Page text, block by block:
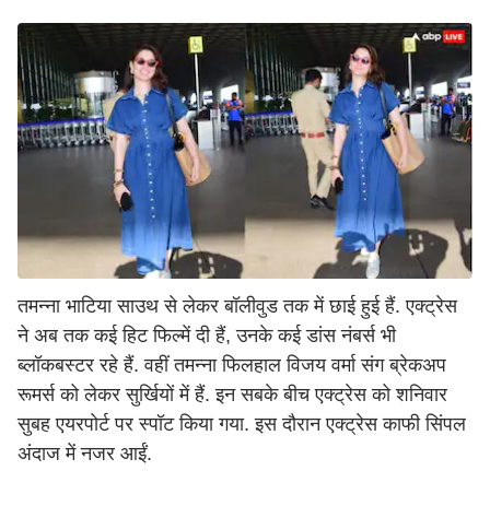
तमन्ना भाटिया साउथ से लेकर बॉलीवुड तक में छाई हुई हैं. एक्ट्रेस
ने अब तक कई हिट फिल्में दी हैं, उनके कई डांस नंबर्स भी
ब्लॉकबस्टर रहे हैं. वहीं तमन्ना फिलहाल विजय वर्मा संग ब्रेकअप
रूमर्स को लेकर सुर्खियों में हैं. इन सबके बीच एक्ट्रेस को शनिवार
सुबह एयरपोर्ट पर स्पॉट किया गया. इस दौरान एक्ट्रेस काफी सिंपल
अंदाज में नजर आईं.